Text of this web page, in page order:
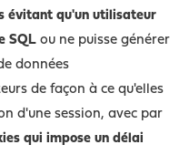
évitant qu'un utilisateur
SQL ou ne puisse générer
données
de façon à ce qu'elles
d'une session, avec par
qui impose un délai